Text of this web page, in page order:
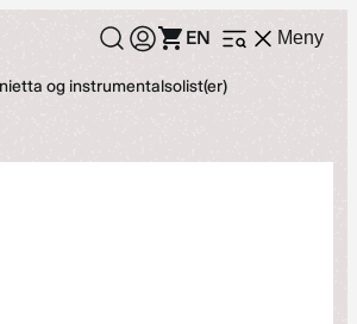
EN Meny
Åpne
og instrumentalsolist(er)